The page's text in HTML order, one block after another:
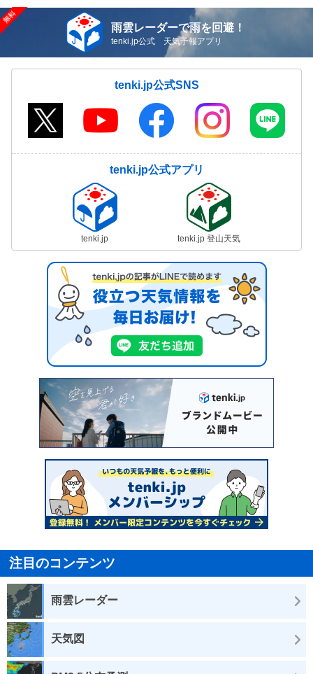
雨雲レーダーで雨を回避！
tenki.jp公式 天気予報アプリ
tenki.jp公式SNS
tenki.jp公式アプリ
tenki.jp tenki.jp 登山天気
注目のコンテンツ
雨雲レーダー
天気図